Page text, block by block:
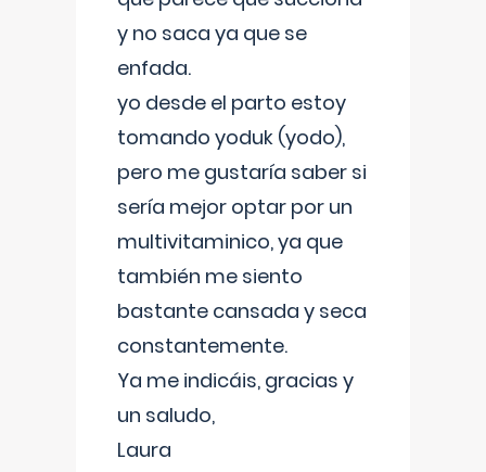
y no saca ya que se
enfada.
yo desde el parto estoy
tomando yoduk (yodo),
pero me gustaría saber si
sería mejor optar por un
multivitaminico, ya que
también me siento
bastante cansada y seca
constantemente.
Ya me indicáis, gracias y
un saludo,
Laura